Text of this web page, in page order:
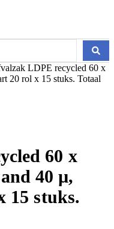
LDPE recycled 60 x
20 rol x 15 stuks. Totaal
60 x
40 µ,
15 stuks.